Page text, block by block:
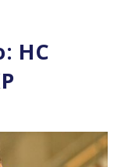
HC